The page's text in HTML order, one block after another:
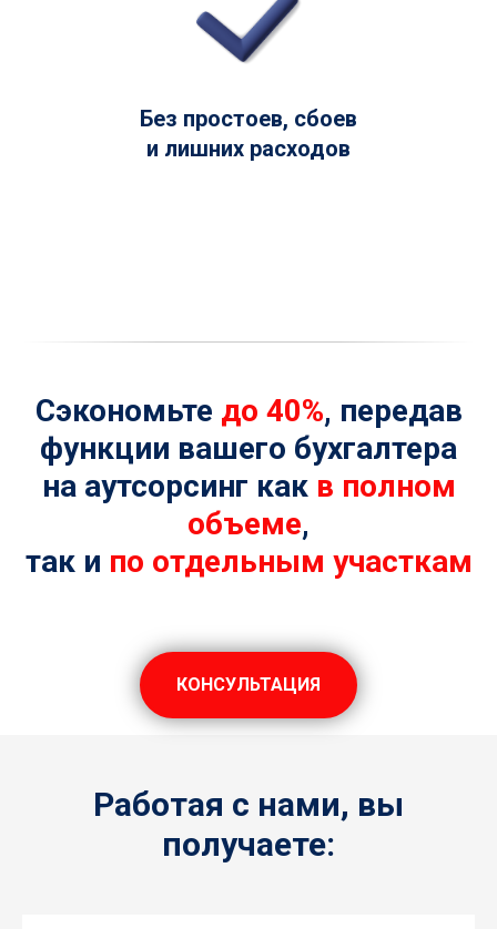
Без простоев, сбоев
и лишних расходов
Сэкономьте до 40%, передав
функции вашего бухгалтера
на аутсорсинг как в полном
объеме,
так и по отдельным участкам
КОНСУЛЬТАЦИЯ
Работая с нами, вы
получаете: